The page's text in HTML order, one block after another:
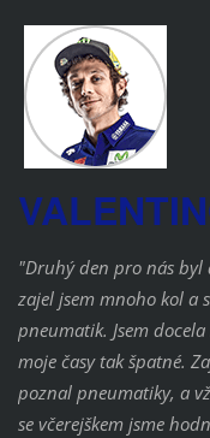
"Druhý den pro nás
zajel jsem mnoho kol a
pneumatik. Jsem
moje časy tak špatné.
poznal pneumatiky, a
se včerejškem jsme